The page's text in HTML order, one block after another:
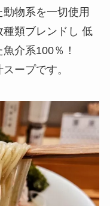
物系を一切使用
類ブレンドし 低
介系100％！
ープです。